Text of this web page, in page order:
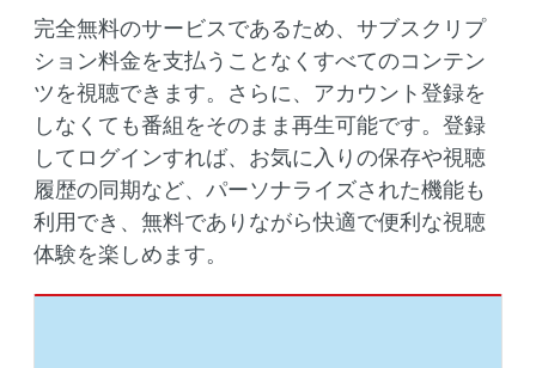
完全無料のサービスであるため、サブスクリプ
ション料金を支払うことなくすべてのコンテン
ツを視聴できます。さらに、アカウント登録を
しなくても番組をそのまま再生可能です。登録
してログインすれば、お気に入りの保存や視聴
履歴の同期など、パーソナライズされた機能も
利用でき、無料でありながら快適で便利な視聴
体験を楽しめます。